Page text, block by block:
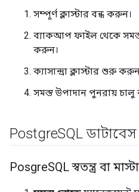
সম্পূর্ণ ক্লাস্টার বন্ধ করুন।
ব্যাকআপ ফাইল থেকে সমস্ত
করুন।
ক্যাসান্দ্রা ক্লাস্টার শুরু
সমস্ত উপাদান পুনরায়
PostgreSQL ডাটাবেস
PosgreSQL স্বতন্ত্র বা